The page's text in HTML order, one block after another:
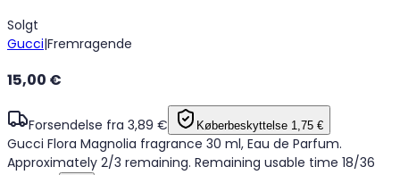
Solgt
Gucci|Fremragende
Gucci Flora Magnolia fragrance 30 ml, Eau de Parfum.
Approximately 2/3 remaining. Remaining usable time 18/36
15,00 €
Forsendelse fra 3,89 € Køberbeskyttelse 1,75 €